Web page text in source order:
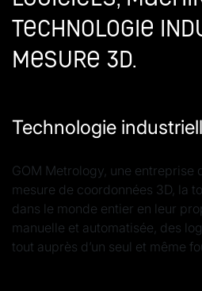
technologie
mesure 3D.
Technologie
GOM Metrology, une entreprise
mesure de coordonnées 3D, la
dans le monde entier en leur
manuelle et automatisée, des
tout auprès d’un seul et même